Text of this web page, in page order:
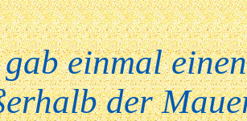
einmal
der